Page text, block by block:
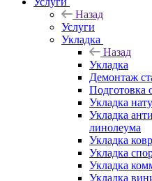
Назад
Услуги
Укладка
Назад
Укладка
Демонтаж
Подготовка
Укладка
Укладка
линолеума
Укладка
Укладка
Укладка
Укладка